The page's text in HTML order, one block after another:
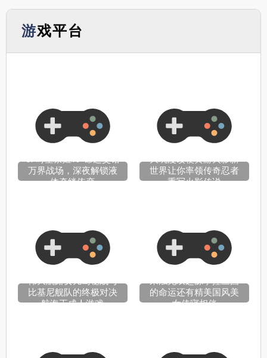
游戏平台
OP时空禁姬18+命运交错
万界战场，深夜解锁液
体牵绊依恋
大玩漫改梗黄游火影新
世界让你率领传奇忍者
重写火影传说
伟大航路女儿岛秘战与
比基尼舰队的终极对决
航海王成人游戏
来浊无双起源掌控三国
的命运还有精美国风美
女侍寝相伴